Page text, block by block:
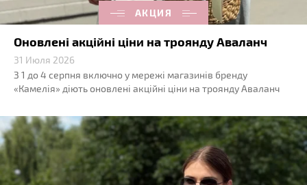
АКЦИЯ
Оновлені акційні ціни на троянду Аваланч
31 Июля 2026
З 1 до 4 серпня включно у мережі магазинів бренду
«Камелія» діють оновлені акційні ціни на троянду Аваланч